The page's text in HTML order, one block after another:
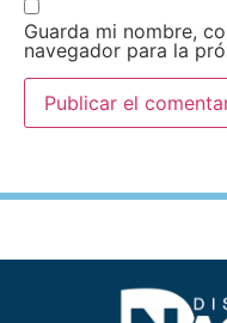
Guarda mi nombre,
navegador para la